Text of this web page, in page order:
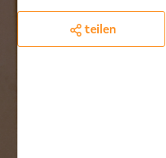
teilen